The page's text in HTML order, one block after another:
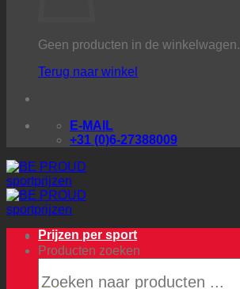
Geen producten in de winkelwagen.
Terug naar winkel
E-MAIL
+31 (0)6-27388009
Producten zoeken
Prijzen per sport